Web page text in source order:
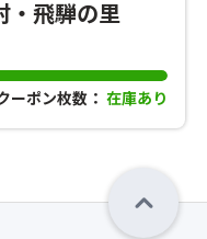
・飛騨の里
ーポン枚数： 在庫あり